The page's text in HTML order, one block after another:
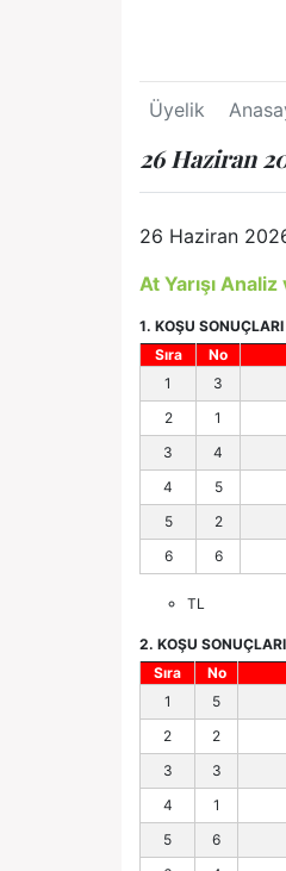
Üyelik
26 Haziran
26 Haziran
At Yarışı
1. KOŞU SONUÇLARI
Sıra
No
1
3
2
1
3
4
4
5
5
2
6
6
TL
2. KOŞU SONUÇLARI
Sıra
No
1
5
2
2
3
3
4
1
5
6